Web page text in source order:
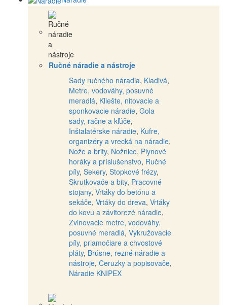
Ručné náradie a nástroje
Sady ručného náradia, Kladivá,
Metre, vodováhy, posuvné
meradlá, Kliešte, nitovacie a
sponkovacie náradie, Gola
sady, račne a kľúče,
Inštalatérske náradie, Kufre,
organizéry a vrecká na náradie,
Nože a brity, Nožnice, Plynové
horáky a príslušenstvo, Ručné
píly, Sekery, Stopkové frézy,
Skrutkovače a bity, Pracovné
stojany, Vrtáky do betónu a
sekáče, Vrtáky do dreva, Vrtáky
do kovu a závitorezé náradie,
Zvinovacie metre, vodováhy,
posuvné meradlá, Vykružovacie
píly, priamočiare a chvostové
pláty, Brúsne, rezné náradie a
nástroje, Ceruzky a popisovače,
Náradie KNIPEX